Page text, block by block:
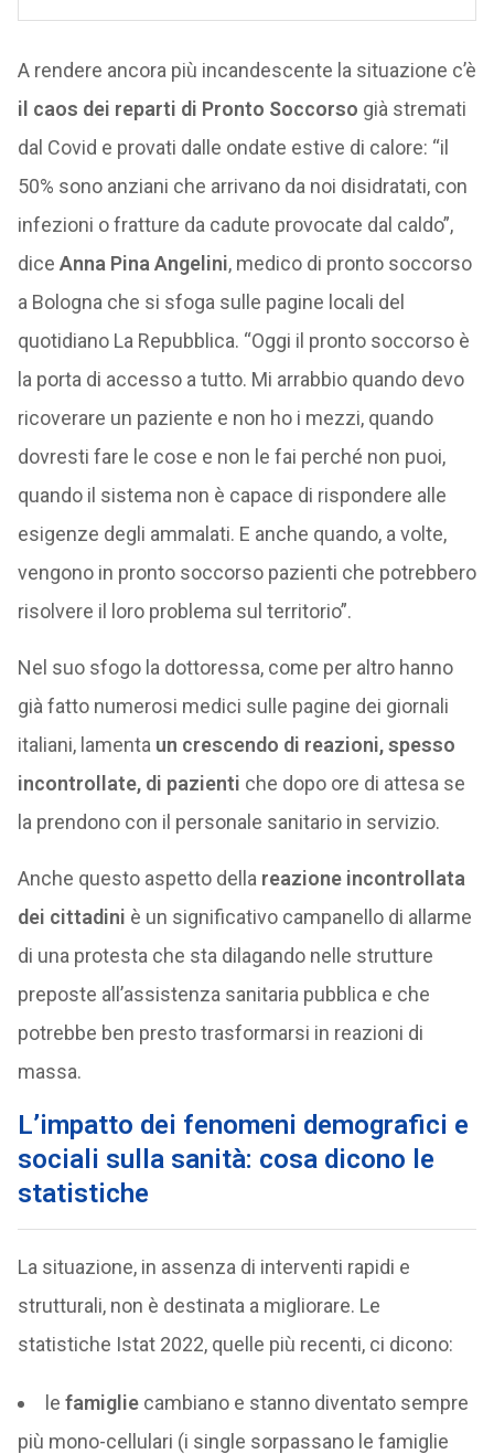
A rendere ancora più incandescente la situazione c’è
il caos dei reparti di Pronto Soccorso già stremati
dal Covid e provati dalle ondate estive di calore: “il
50% sono anziani che arrivano da noi disidratati, con
infezioni o fratture da cadute provocate dal caldo”,
dice Anna Pina Angelini, medico di pronto soccorso
a Bologna che si sfoga sulle pagine locali del
quotidiano La Repubblica. “Oggi il pronto soccorso è
la porta di accesso a tutto. Mi arrabbio quando devo
ricoverare un paziente e non ho i mezzi, quando
dovresti fare le cose e non le fai perché non puoi,
quando il sistema non è capace di rispondere alle
esigenze degli ammalati. E anche quando, a volte,
vengono in pronto soccorso pazienti che potrebbero
risolvere il loro problema sul territorio”.
Nel suo sfogo la dottoressa, come per altro hanno
già fatto numerosi medici sulle pagine dei giornali
italiani, lamenta un crescendo di reazioni, spesso
incontrollate, di pazienti che dopo ore di attesa se
la prendono con il personale sanitario in servizio.
Anche questo aspetto della reazione incontrollata
dei cittadini è un significativo campanello di allarme
di una protesta che sta dilagando nelle strutture
preposte all’assistenza sanitaria pubblica e che
potrebbe ben presto trasformarsi in reazioni di
massa.
L’impatto dei fenomeni demografici e
sociali sulla sanità: cosa dicono le
statistiche
La situazione, in assenza di interventi rapidi e
strutturali, non è destinata a migliorare. Le
statistiche Istat 2022, quelle più recenti, ci dicono:
le famigliecambiano e stanno diventato sempre
più mono-cellulari (i single sorpassano le famiglie